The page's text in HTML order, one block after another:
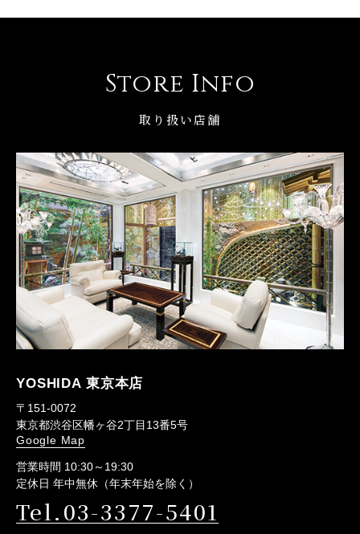
Store Info
取り扱い店舗
YOSHIDA 東京本店
〒151-0072
東京都渋谷区幡ヶ谷2丁目13番5号
Google Map
営業時間 10:30～19:30
定休日 年中無休（年末年始を除く）
Tel.03-3377-5401